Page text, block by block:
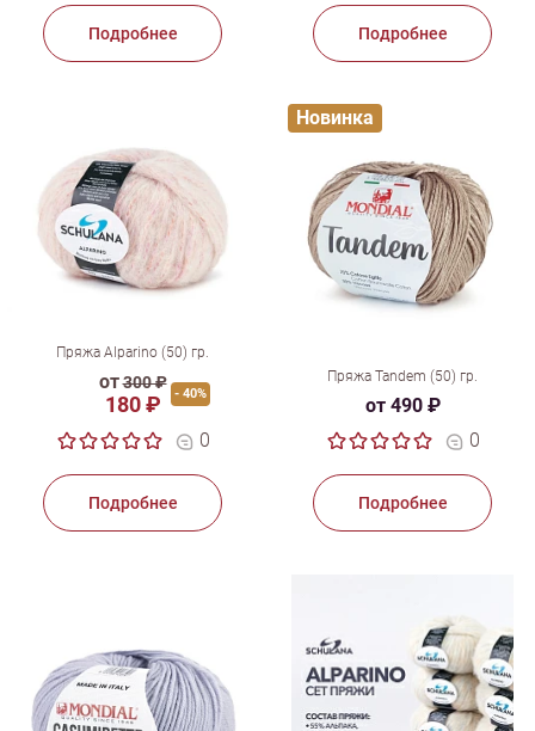
Подробнее Подробнее
Пряжа Alparino (50) гр.
от300 ₽
180 ₽ - 40%
0
Подробнее
Пряжа Tandem (50) гр.
от 490 ₽
0
Подробнее
Новинка